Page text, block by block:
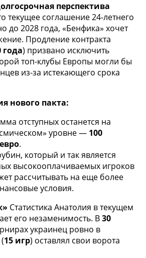
Первая Лига
Лига
Ла Лига
>>>
групп Чемпионата Мира
Лига
Лига
Таблицы групп
Лига
Ла Лига
>>>
УЕФА
УЕФА
ФИФА
перспектива
текущее соглашение 24-летнего
до 2028 года, «Бенфика» хочет
Продление контракта
года) призвано исключить
топ-клубы Европы могли бы
из-за истекающего срока
нового пакта:
отступных останется на
уровне — 100
.
который и так является
высокооплачиваемых игроков
рассчитывать на еще более
условия.
Статистика Анатолия в текущем
его незаменимость. В30
украинец ровно в
15 игр) оставлял свои ворота